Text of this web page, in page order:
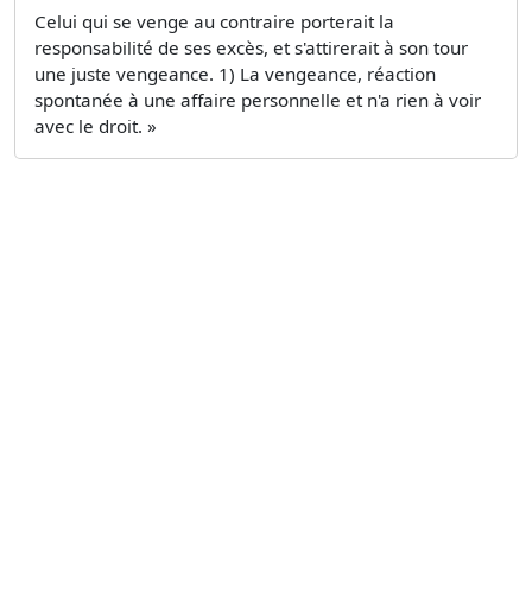
Celui qui se venge au contraire porterait la
responsabilité de ses excès, et s'attirerait à son tour
une juste vengeance. 1) La vengeance, réaction
spontanée à une affaire personnelle et n'a rien à voir
avec le droit. »